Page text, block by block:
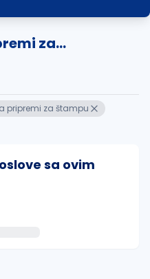
za...
pripremi za štampu
sa ovim